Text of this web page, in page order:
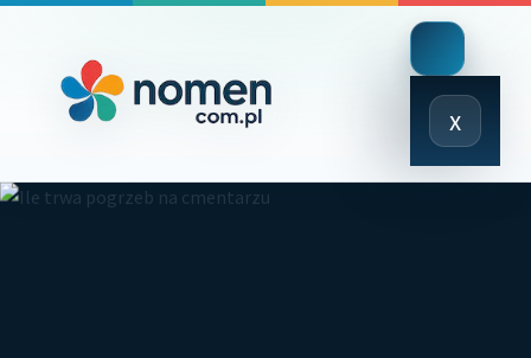
x
Close
Menu